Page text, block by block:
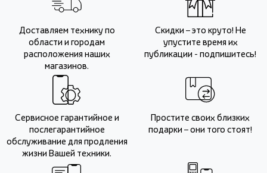
Доставляем технику по
области и городам
расположения наших
магазинов.
Скидки – это круто! Не
упустите время их
публикации - подпишитесь!
Сервисное гарантийное и
послегарантийное
обслуживание для продления
жизни Вашей техники.
Простите своих близких
подарки – они того стоят!